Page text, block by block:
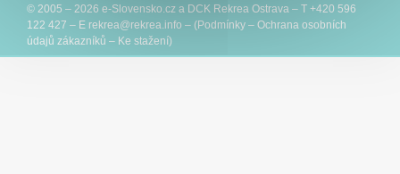
© 2005 – 2026 e-Slovensko.cz a DCK Rekrea Ostrava – T +420 596
122 427 – E rekrea@rekrea.info – (Podmínky – Ochrana osobních
údajů zákazníků – Ke stažení)